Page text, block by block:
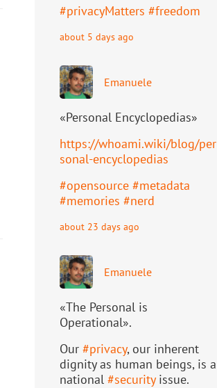
#privacyMatters #freedom
about 5 days ago
Emanuele
«Personal Encyclopedias»
https://whoami.wiki/blog/per
sonal-encyclopedias
#opensource #metadata
#memories #nerd
about 23 days ago
Emanuele
«The Personal is
Operational».
Our #privacy, our inherent
dignity as human beings, is a
national #securityissue.